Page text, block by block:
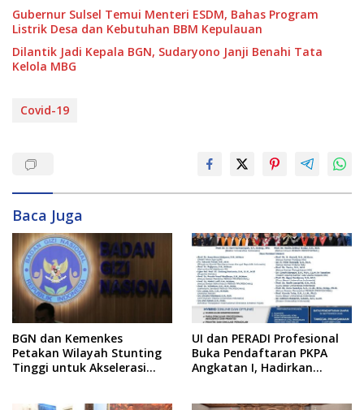
Gubernur Sulsel Temui Menteri ESDM, Bahas Program
Listrik Desa dan Kebutuhan BBM Kepulauan
Dilantik Jadi Kepala BGN, Sudaryono Janji Benahi Tata
Kelola MBG
Covid-19
Baca Juga
BGN dan Kemenkes
Petakan Wilayah Stunting
Tinggi untuk Akselerasi
UI dan PERADI Profesional
Buka Pendaftaran PKPA
Angkatan I, Hadirkan